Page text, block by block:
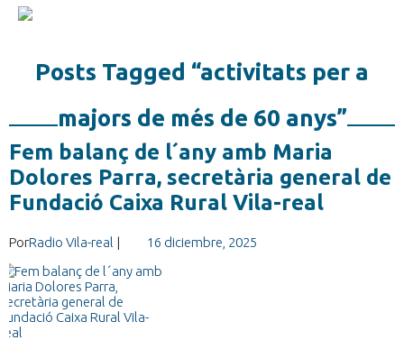
Posts Tagged “activitats per a
majors de més de 60 anys”
Fem balanç de l´any amb Maria
Dolores Parra, secretària general de
Fundació Caixa Rural Vila-real
PorRadio Vila-real | 16 diciembre, 2025